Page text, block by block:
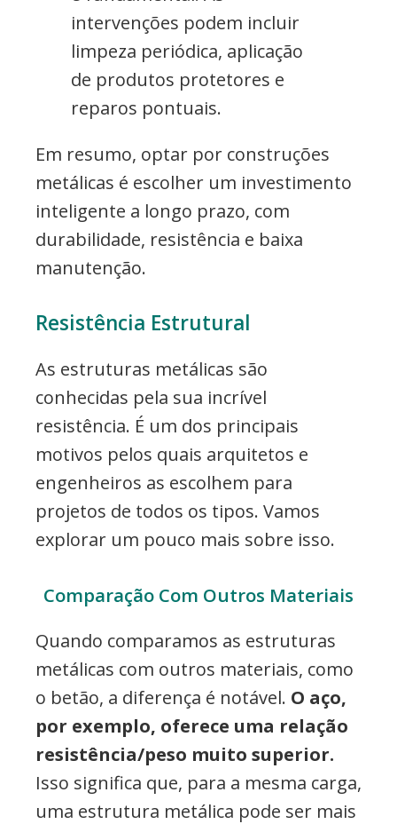
intervenções podem incluir
limpeza periódica, aplicação
de produtos protetores e
reparos pontuais.
Em resumo, optar por construções
metálicas é escolher um investimento
inteligente a longo prazo, com
durabilidade, resistência e baixa
manutenção.
Resistência Estrutural
As estruturas metálicas são
conhecidas pela sua incrível
resistência. É um dos principais
motivos pelos quais arquitetos e
engenheiros as escolhem para
projetos de todos os tipos. Vamos
explorar um pouco mais sobre isso.
Comparação Com Outros Materiais
Quando comparamos as estruturas
metálicas com outros materiais, como
o betão, a diferença é notável. O aço,
por exemplo, oferece uma relação
resistência/peso muito superior.
Isso significa que, para a mesma carga,
uma estrutura metálica pode ser mais